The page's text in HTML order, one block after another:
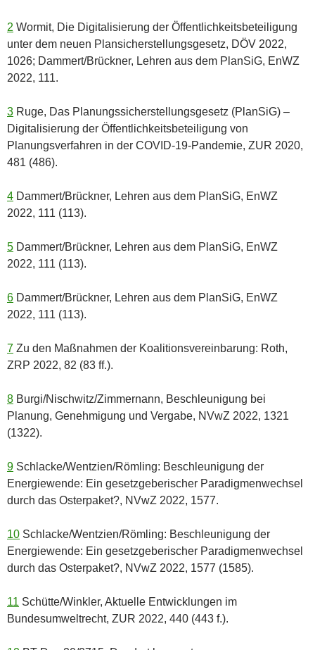
2 Wormit, Die Digitalisierung der Öffentlichkeitsbeteiligung
unter dem neuen Plansicherstellungsgesetz, DÖV 2022,
1026; Dammert/Brückner, Lehren aus dem PlanSiG, EnWZ
2022, 111.
3 Ruge, Das Planungssicherstellungsgesetz (PlanSiG) –
Digitalisierung der Öffentlichkeitsbeteiligung von
Planungsverfahren in der COVID-19-Pandemie, ZUR 2020,
481 (486).
4 Dammert/Brückner, Lehren aus dem PlanSiG, EnWZ
2022, 111 (113).
5 Dammert/Brückner, Lehren aus dem PlanSiG, EnWZ
2022, 111 (113).
6 Dammert/Brückner, Lehren aus dem PlanSiG, EnWZ
2022, 111 (113).
7 Zu den Maßnahmen der Koalitionsvereinbarung: Roth,
ZRP 2022, 82 (83 ff.).
8 Burgi/Nischwitz/Zimmernann, Beschleunigung bei
Planung, Genehmigung und Vergabe, NVwZ 2022, 1321
(1322).
9 Schlacke/Wentzien/Römling: Beschleunigung der
Energiewende: Ein gesetzgeberischer Paradigmenwechsel
durch das Osterpaket?, NVwZ 2022, 1577.
10 Schlacke/Wentzien/Römling: Beschleunigung der
Energiewende: Ein gesetzgeberischer Paradigmenwechsel
durch das Osterpaket?, NVwZ 2022, 1577 (1585).
11 Schütte/Winkler, Aktuelle Entwicklungen im
Bundesumweltrecht, ZUR 2022, 440 (443 f.).